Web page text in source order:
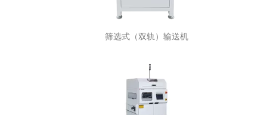
筛选式（双轨）输送机